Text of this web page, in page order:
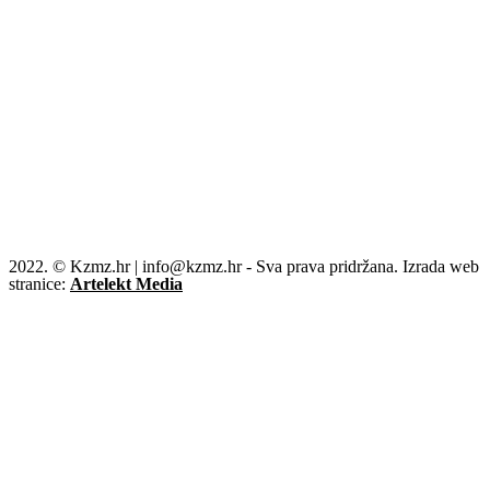
2022. © Kzmz.hr | info@kzmz.hr - Sva prava pridržana. Izrada web
stranice: Artelekt Media